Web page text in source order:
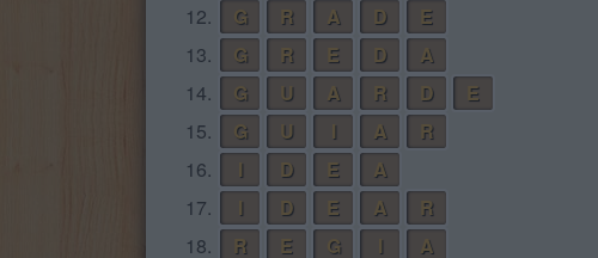
12.
G R A D
E
13.
G R E D
A
14.
G U A R D
E
15.
G U A
R
16.
D E
A
17.
D E A
R
18.
R E G
A